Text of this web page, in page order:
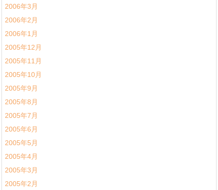
2006年3月
2006年2月
2006年1月
2005年12月
2005年11月
2005年10月
2005年9月
2005年8月
2005年7月
2005年6月
2005年5月
2005年4月
2005年3月
2005年2月